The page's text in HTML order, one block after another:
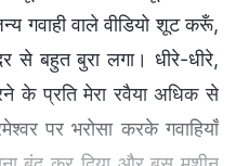
गवाही वाले वीडियो शूट करूँ,
से बहुत बुरा लगा। धीरे-धीरे,
के प्रति मेरा रवैया अधिक से
पर भरोसा करके गवाहियाँ